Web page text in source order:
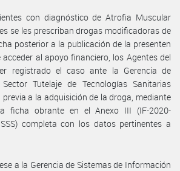
con diagnóstico de Atrofia Muscular
se les prescriban drogas modificadoras de
posterior a la publicación de la presenten
al apoyo financiero, los Agentes del
registrado el caso ante la Gerencia de
Tutelaje de Tecnologías Sanitarias
a la adquisición de la droga, mediante
ficha obrante en el Anexo III (IF-2020-
completa con los datos pertinentes a
a la Gerencia de Sistemas de Información